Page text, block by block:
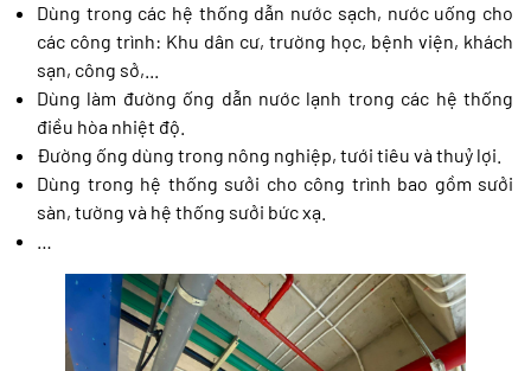
Dùng trong các hệ thống dẫn nước sạch, nước uống cho
các công trình: Khu dân cư, trường học, bệnh viện, khách
sạn, công sở,...
Dùng làm đường ống dẫn nước lạnh trong các hệ thống
điều hòa nhiệt độ.
Đường ống dùng trong nông nghiệp, tưới tiêu và thuỷ lợi.
Dùng trong hệ thống sưởi cho công trình bao gồm sưởi
sàn, tường và hệ thống sưởi bức xạ.